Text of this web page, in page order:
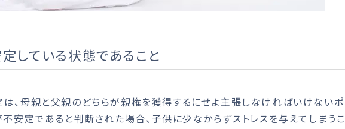
している状態であること
母親と父親のどちらが親権を獲得するにせよ主張しなければいけないポ
不安定であると判断された場合、子供に少なからずストレスを与えてしまうこ